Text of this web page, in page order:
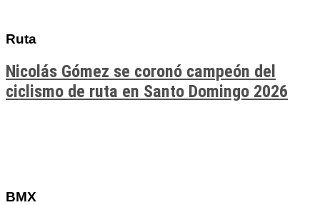
Ruta
Nicolás Gómez se coronó campeón del
ciclismo de ruta en Santo Domingo 2026
BMX